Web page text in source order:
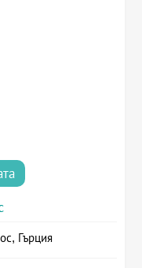
Гърция